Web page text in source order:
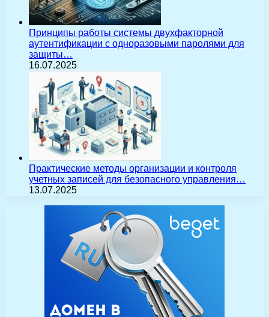
Принципы работы системы двухфакторной
аутентификации с одноразовыми паролями для
защиты…
16.07.2025
Практические методы организации и контроля
учетных записей для безопасного управления…
13.07.2025